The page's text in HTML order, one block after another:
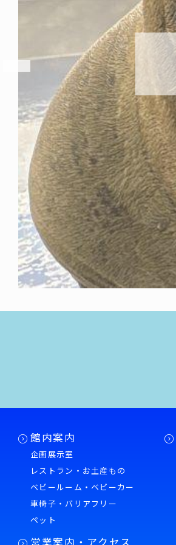
館内案内
企画展示室
レストラン・お土産もの
ベビールーム・ベビーカー
車椅子・バリアフリー
ペット
営業案内・アクセス